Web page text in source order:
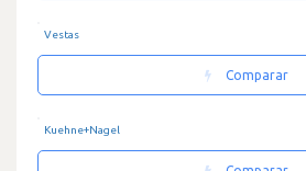
Vestas
Comparar
Kuehne+Nagel